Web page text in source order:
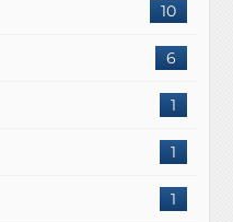
10
6
1
1
1